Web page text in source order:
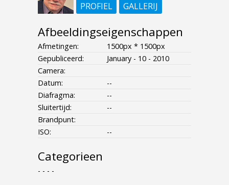
PROFIEL
GALLERIJ
Afbeeldingseigenschappen
Afmetingen:
1500px * 1500px
Gepubliceerd:
January - 10 - 2010
Camera:
Datum:
--
Diafragma:
--
Sluitertijd:
--
Brandpunt:
ISO:
--
Categorieen
- - - -